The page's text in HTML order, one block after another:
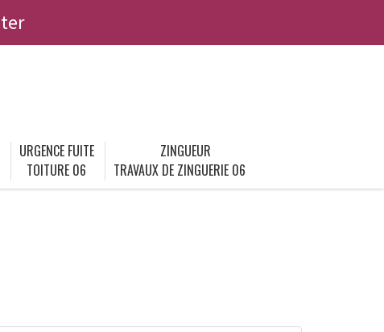
URGENCE FUITE
TOITURE 06
ZINGUEUR
TRAVAUX DE ZINGUERIE 06